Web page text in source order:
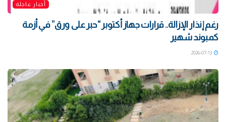
أخبار عاجلة
رغم إنذار الإزالة.. قرارات جهاز أكتوبر “حبر على ورق” في أزمة
كمبوند شهير